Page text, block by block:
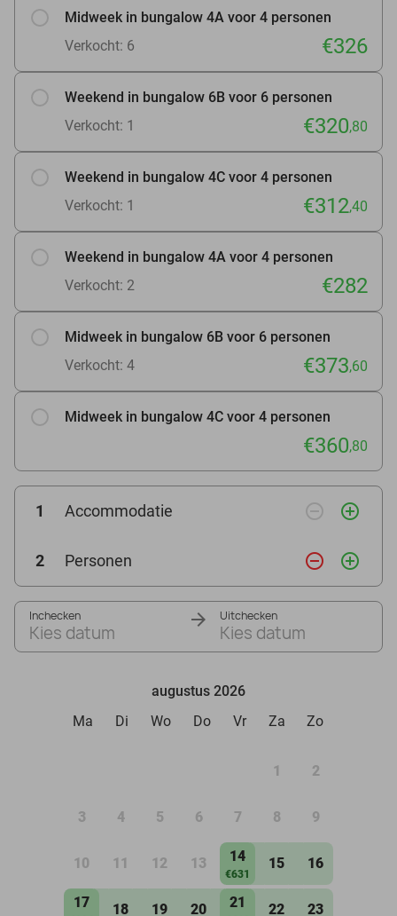
Midweek in bungalow 4A voor 4 personen
Verkocht: 6
€326
Weekend in bungalow 6B voor 6 personen
Verkocht: 1
€320,80
Weekend in bungalow 4C voor 4 personen
Verkocht: 1
€312,40
Weekend in bungalow 4A voor 4 personen
Verkocht: 2
€282
Midweek in bungalow 6B voor 6 personen
Verkocht: 4
€373,60
Midweek in bungalow 4C voor 4 personen
€360,80
1 Accommodatie remove_circle_outline add_circle_outline
2 Personen remove_circle_outline add_circle_outline
Inchecken
Kies datum
Uitchecken
Kies datum
augustus 2026
Ma
Di Wo Do Vr Za Zo
1 2
3 4 5 6 7 8 9
10 11 12 13 14
€631
15 16
17 18 19 20 21 22 23